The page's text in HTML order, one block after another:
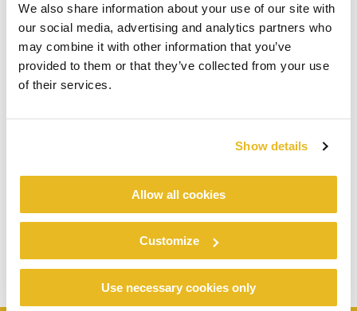
We also share information about your use of our site with
our social media, advertising and analytics partners who
may combine it with other information that you’ve
provided to them or that they’ve collected from your use
of their services.
Show details
Allow all cookies
Customize
Use necessary cookies only